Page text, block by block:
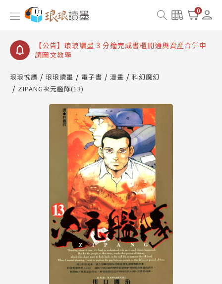
0
【公告】琅琅讀墨數位閱讀資產合併與書櫃開通申請
【公告】琅琅讀墨書櫃開通常見問題
【公告】琅琅讀墨 3 分鐘完成書櫃開通與資產合併申
請圖文教學
查詢
【公告】琅琅讀墨數位閱讀資產合併與書櫃開通申請
琅琅悅讀 琅琅讀墨 電子書 漫畫
科幻魔幻
ZIPANG次元艦隊(13)